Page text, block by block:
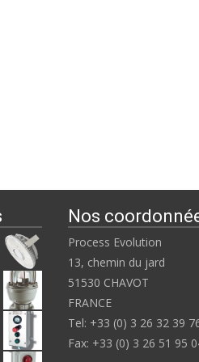
Nos
Process Evolution
13, chemin du jard
51530 CHAVOT
FRANCE
Tel: +33 (0) 3 26 32 39
Fax: +33 (0) 3 26 51 95